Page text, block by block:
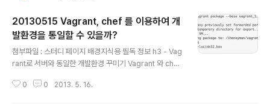
20130515 Vagrant, chef 를 이용하여 개
발환경을 통일할 수 있을까?
첨부파일 : 스터디 페이지 배경지식용 필독 정보 h3 - Vag
rant로 서버와 동일한 개발환경 꾸미기 Vagrant 와 chef
상머신(인스턴스) 의 배포를 손쉽게할 수 있다면, 얼마나
0 0 2013. 5. 16.